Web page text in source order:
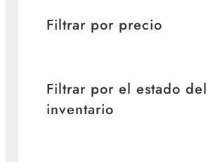
Filtrar por precio
Filtrar por el estado del
inventario